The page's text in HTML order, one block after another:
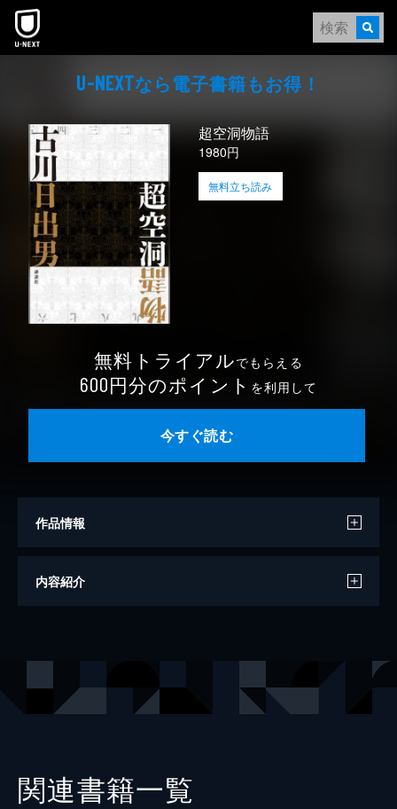
本文へスキップ
U-NEXTなら電⼦書籍もお得！
超空洞物語
1980円
無料立ち読み
無料トライアルでもらえる
600円分のポイント を利用して
今すぐ読む
作品情報
著者
内容紹介
関連書籍一覧